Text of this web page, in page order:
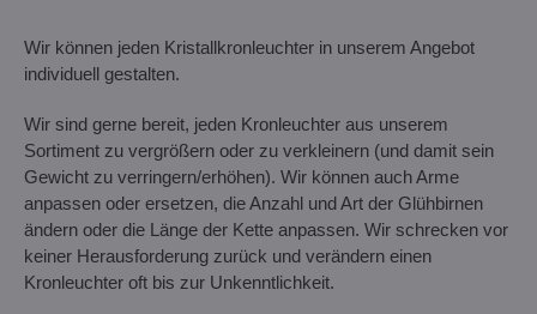
Wir können jeden Kristallkronleuchter in unserem Angebot
individuell gestalten.
Wir sind gerne bereit, jeden Kronleuchter aus unserem
Sortiment zu vergrößern oder zu verkleinern (und damit sein
Gewicht zu verringern/erhöhen). Wir können auch Arme
anpassen oder ersetzen, die Anzahl und Art der Glühbirnen
ändern oder die Länge der Kette anpassen. Wir schrecken vor
keiner Herausforderung zurück und verändern einen
Kronleuchter oft bis zur Unkenntlichkeit.